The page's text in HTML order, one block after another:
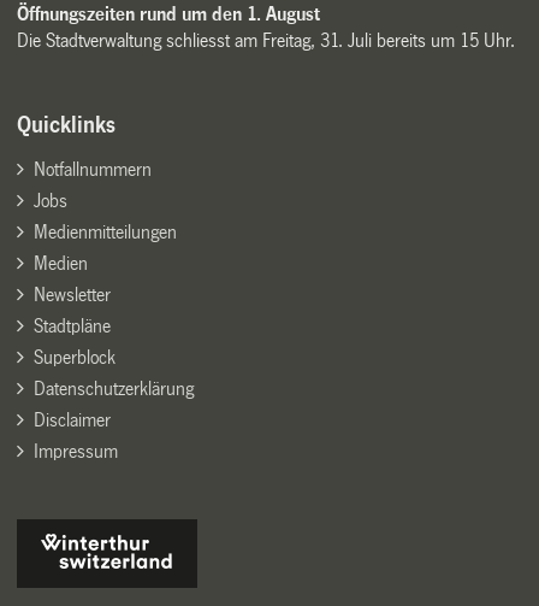
Öffnungszeiten rund um den 1. August
Die Stadtverwaltung schliesst am Freitag, 31. Juli bereits um 15 Uhr.
Quicklinks
Notfallnummern
Jobs
Medienmitteilungen
Medien
Newsletter
Stadtpläne
Superblock
Datenschutzerklärung
Disclaimer
Impressum